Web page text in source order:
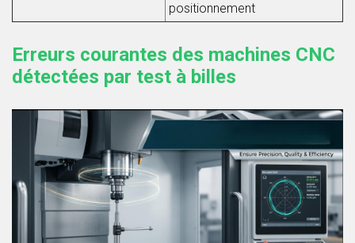
positionnement
Erreurs courantes des machines CNC
détectées par test à billes